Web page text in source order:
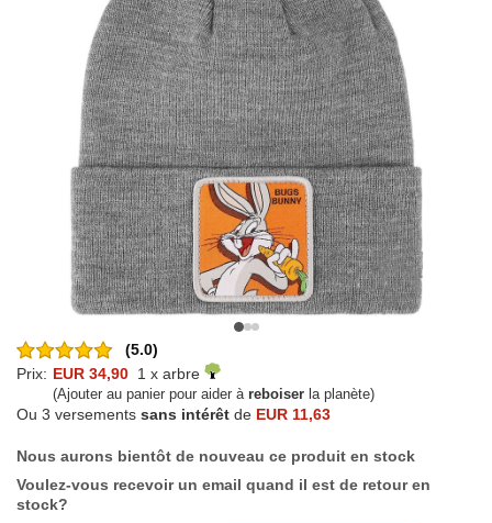
(5.0)
Prix: EUR 34,90 1 x arbre
(Ajouter au panier pour aider à reboiser la planète)
Ou 3 versements sans intérêt de EUR 11,63
Nous aurons bientôt de nouveau ce produit en stock
Voulez-vous recevoir un email quand il est de retour en
stock?